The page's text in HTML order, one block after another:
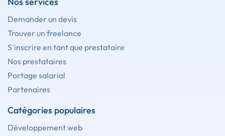
Demander un devis
Trouver un freelance
S'inscrire en tant que prestataire
Nos prestataires
Portage salarial
Partenaires
Catégories populaires
Développement web